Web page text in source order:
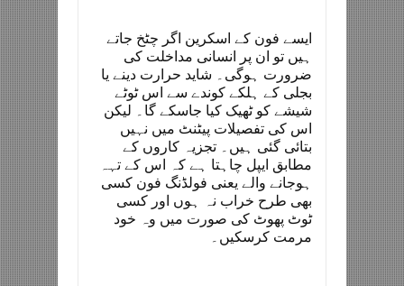
ایسے فون کے اسکرین اگر چٹخ جاتے
ہیں تو ان پر انسانی مداخلت کی
ضرورت ہوگی۔ شاید حرارت دینے یا
بجلی کے ہلکے کوندے سے اس ٹوٹے
شیشے کو ٹھیک کیا جاسکے گا۔ لیکن
اس کی تفصیلات پیٹنٹ میں نہیں
بتائی گئی ہیں۔ تجزیہ کاروں کے
مطابق ایپل چاہتا ہے کہ اس کے تہہ
ہوجانے والے یعنی فولڈنگ فون کسی
بھی طرح خراب نہ ہوں اور کسی
ٹوٹ پھوٹ کی صورت میں وہ خود
مرمت کرسکیں۔